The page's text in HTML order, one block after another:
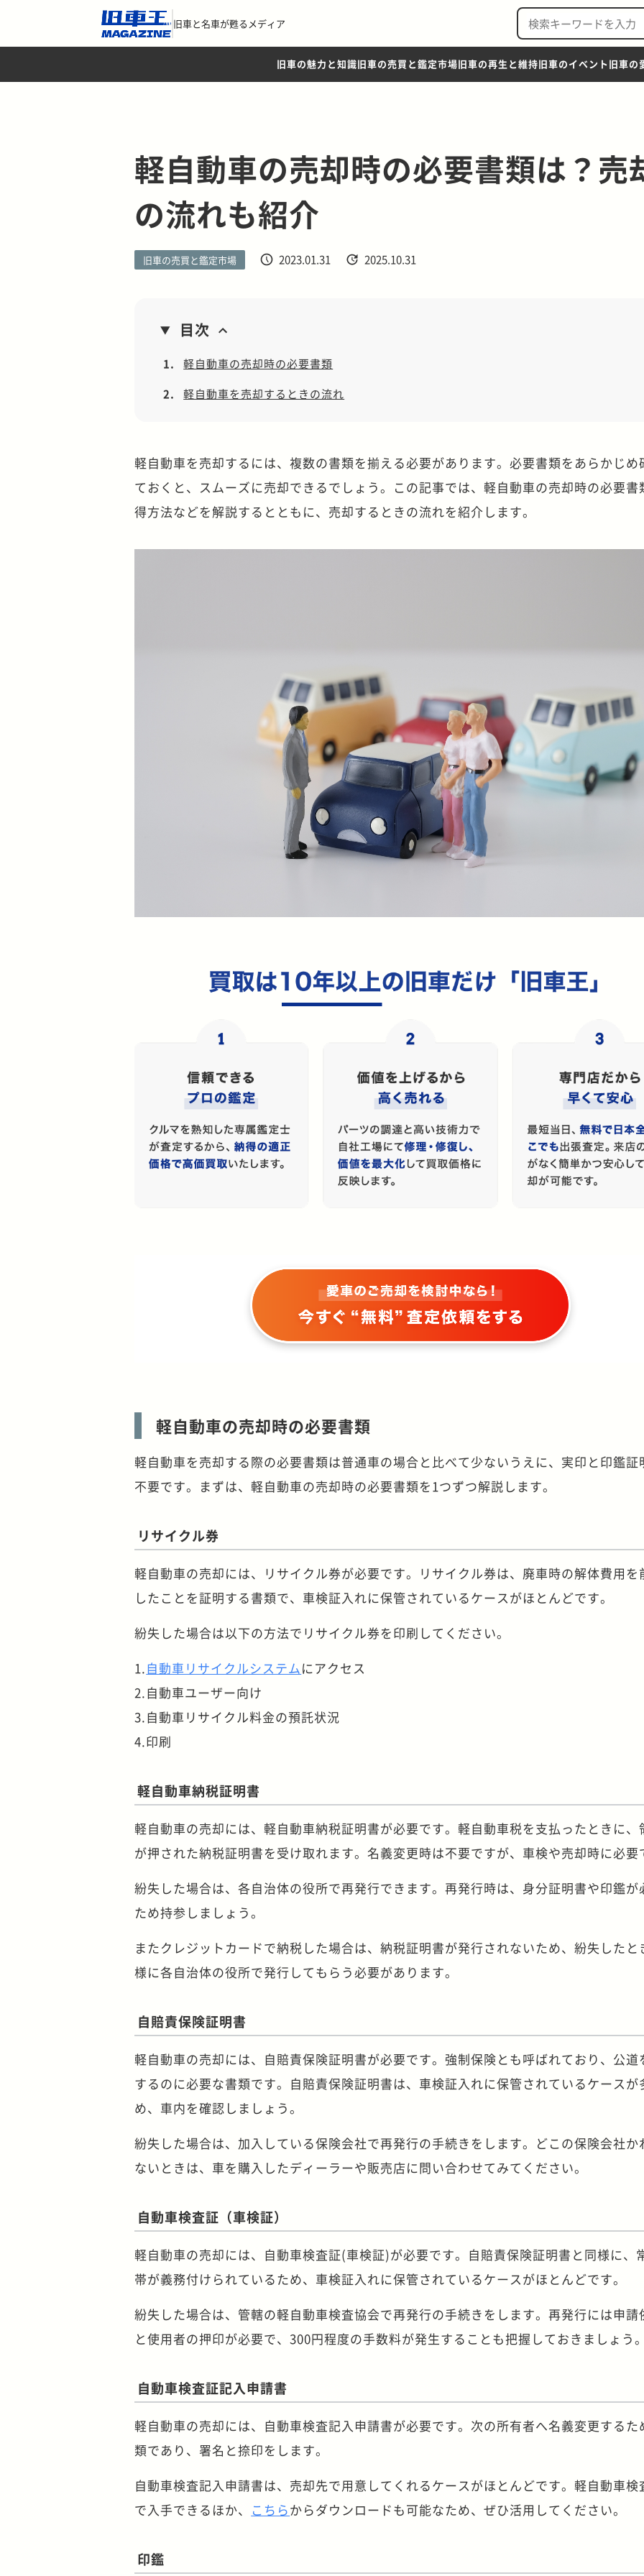
旧車と名車が甦るメディア
旧車の魅力と知識旧車の売買と鑑定市場旧車の再生と維持旧車のイベント 旧車の
軽自動車の売却時の必要書類は？売
の流れも紹介
旧車の売買と鑑定市場 2023.01.31 2025.10.31
目次
1.
軽自動車の売却時の必要書類
2.
軽自動車を売却するときの流れ
軽自動車を売却するには、複数の書類を揃える必要があります。必要書類をあらかじめ
ておくと、スムーズに売却できるでしょう。この記事では、軽自動車の売却時の必要書
得方法などを解説するとともに、売却するときの流れを紹介します。
軽自動車の売却時の必要書類
軽自動車を売却する際の必要書類は普通車の場合と比べて少ないうえに、実印と印鑑証
不要です。まずは、軽自動車の売却時の必要書類を1つずつ解説します。
リサイクル券
軽自動車の売却には、リサイクル券が必要です。リサイクル券は、廃車時の解体費用を
したことを証明する書類で、車検証入れに保管されているケースがほとんどです。
紛失した場合は以下の方法でリサイクル券を印刷してください。
1.自動車リサイクルシステム にアクセス
2.自動車ユーザー向け
3.自動車リサイクル料金の預託状況
4.印刷
軽自動車納税証明書
軽自動車の売却には、軽自動車納税証明書が必要です。軽自動車税を支払ったときに、
が押された納税証明書を受け取れます。名義変更時は不要ですが、車検や売却時に必要
紛失した場合は、各自治体の役所で再発行できます。再発行時は、身分証明書や印鑑が
ため持参しましょう。
またクレジットカードで納税した場合は、納税証明書が発行されないため、紛失したと
様に各自治体の役所で発行してもらう必要があります。
自賠責保険証明書
軽自動車の売却には、自賠責保険証明書が必要です。強制保険とも呼ばれており、公道
するのに必要な書類です。自賠責保険証明書は、車検証入れに保管されているケースが
め、車内を確認しましょう。
紛失した場合は、加入している保険会社で再発行の手続きをします。どこの保険会社か
ないときは、車を購入したディーラーや販売店に問い合わせてみてください。
自動車検査証（車検証）
軽自動車の売却には、自動車検査証(車検証)が必要です。自賠責保険証明書と同様に、
帯が義務付けられているため、車検証入れに保管されているケースがほとんどです。
紛失した場合は、管轄の軽自動車検査協会で再発行の手続きをします。再発行には申請
と使用者の押印が必要で、300円程度の手数料が発生することも把握しておきましょう。
自動車検査証記入申請書
軽自動車の売却には、自動車検査記入申請書が必要です。次の所有者へ名義変更するた
類であり、署名と捺印をします。
自動車検査記入申請書は、売却先で用意してくれるケースがほとんどです。軽自動車検
で入手できるほか、
こちらからダウンロードも可能なため、ぜひ活用してください。
印鑑